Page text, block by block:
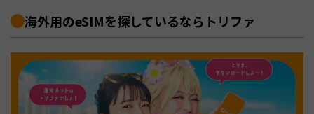
海外用のeSIMを探しているならトリファ